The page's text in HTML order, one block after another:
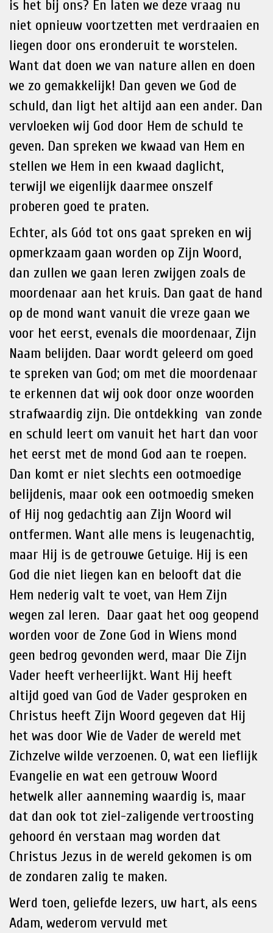
is het bij ons? En laten we deze vraag nu
niet opnieuw voortzetten met verdraaien en
liegen door ons eronderuit te worstelen.
Want dat doen we van nature allen en doen
we zo gemakkelijk! Dan geven we God de
schuld, dan ligt het altijd aan een ander. Dan
vervloeken wij God door Hem de schuld te
geven. Dan spreken we kwaad van Hem en
stellen we Hem in een kwaad daglicht,
terwijl we eigenlijk daarmee onszelf
proberen goed te praten.
Echter, als Gód tot ons gaat spreken en wij
opmerkzaam gaan worden op Zijn Woord,
dan zullen we gaan leren zwijgen zoals de
moordenaar aan het kruis. Dan gaat de hand
op de mond want vanuit die vreze gaan we
voor het eerst, evenals die moordenaar, Zijn
Naam belijden. Daar wordt geleerd om goed
te spreken van God; om met die moordenaar
te erkennen dat wij ook door onze woorden
strafwaardig zijn. Die ontdekking van zonde
en schuld leert om vanuit het hart dan voor
het eerst met de mond God aan te roepen.
Dan komt er niet slechts een ootmoedige
belijdenis, maar ook een ootmoedig smeken
of Hij nog gedachtig aan Zijn Woord wil
ontfermen. Want alle mens is leugenachtig,
maar Hij is de getrouwe Getuige. Hij is een
God die niet liegen kan en belooft dat die
Hem nederig valt te voet, van Hem Zijn
wegen zal leren. Daar gaat het oog geopend
worden voor de Zone God in Wiens mond
geen bedrog gevonden werd, maar Die Zijn
Vader heeft verheerlijkt. Want Hij heeft
altijd goed van God de Vader gesproken en
Christus heeft Zijn Woord gegeven dat Hij
het was door Wie de Vader de wereld met
Zichzelve wilde verzoenen. O, wat een lieflijk
Evangelie en wat een getrouw Woord
hetwelk aller aanneming waardig is, maar
dat dan ook tot ziel-zaligende vertroosting
gehoord én verstaan mag worden dat
Christus Jezus in de wereld gekomen is om
de zondaren zalig te maken.
Werd toen, geliefde lezers, uw hart, als eens
Adam, wederom vervuld met